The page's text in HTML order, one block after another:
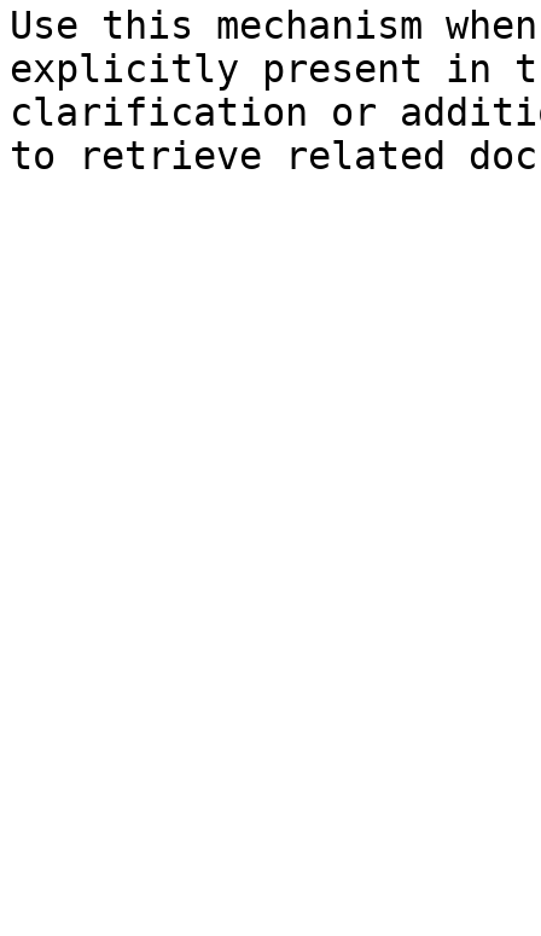
Use this mechanism
explicitly present in
clarification or